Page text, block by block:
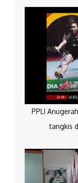
PPLI
tangkis